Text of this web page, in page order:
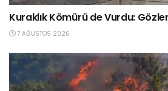
Kuraklık Kömürü de Vurdu:
7 AĞUSTOS 2026